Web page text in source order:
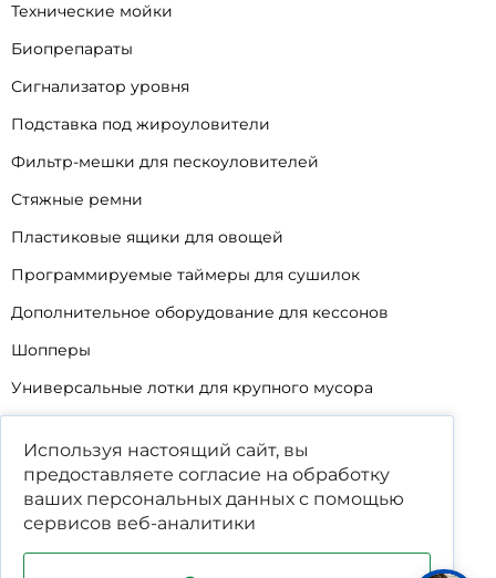
Технические мойки
Биопрепараты
Сигнализатор уровня
Подставка под жироуловители
Фильтр-мешки для пескоуловителей
Стяжные ремни
Пластиковые ящики для овощей
Программируемые таймеры для сушилок
Дополнительное оборудование для кессонов
Шопперы
Универсальные лотки для крупного мусора
Уцененные товары
Используя настоящий сайт, вы
предоставляете согласие на обработку
ваших персональных данных с помощью
сервисов веб-аналитики